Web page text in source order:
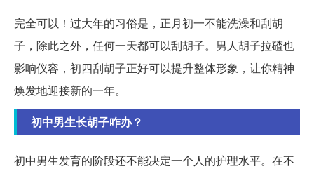
完全可以！过大年的习俗是，正月初一不能洗澡和刮胡
子，除此之外，任何一天都可以刮胡子。男人胡子拉碴也
影响仪容，初四刮胡子正好可以提升整体形象，让你精神
焕发地迎接新的一年。
初中男生长胡子咋办？
初中男生发育的阶段还不能决定一个人的护理水平。在不